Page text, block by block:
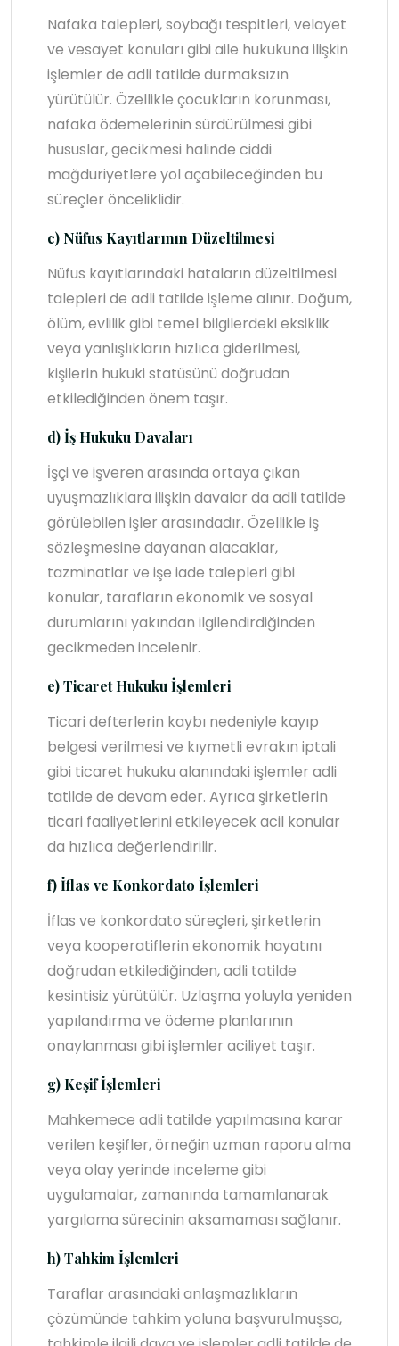
Nafaka talepleri, soybağı tespitleri, velayet
ve vesayet konuları gibi aile hukukuna ilişkin
işlemler de adli tatilde durmaksızın
yürütülür. Özellikle çocukların korunması,
nafaka ödemelerinin sürdürülmesi gibi
hususlar, gecikmesi halinde ciddi
mağduriyetlere yol açabileceğinden bu
süreçler önceliklidir.
c) Nüfus Kayıtlarının Düzeltilmesi
Nüfus kayıtlarındaki hataların düzeltilmesi
talepleri de adli tatilde işleme alınır. Doğum,
ölüm, evlilik gibi temel bilgilerdeki eksiklik
veya yanlışlıkların hızlıca giderilmesi,
kişilerin hukuki statüsünü doğrudan
etkilediğinden önem taşır.
d) İş Hukuku Davaları
İşçi ve işveren arasında ortaya çıkan
uyuşmazlıklara ilişkin davalar da adli tatilde
görülebilen işler arasındadır. Özellikle iş
sözleşmesine dayanan alacaklar,
tazminatlar ve işe iade talepleri gibi
konular, tarafların ekonomik ve sosyal
durumlarını yakından ilgilendirdiğinden
gecikmeden incelenir.
e) Ticaret Hukuku İşlemleri
Ticari defterlerin kaybı nedeniyle kayıp
belgesi verilmesi ve kıymetli evrakın iptali
gibi ticaret hukuku alanındaki işlemler adli
tatilde de devam eder. Ayrıca şirketlerin
ticari faaliyetlerini etkileyecek acil konular
da hızlıca değerlendirilir.
f) İflas ve Konkordato İşlemleri
İflas ve konkordato süreçleri, şirketlerin
veya kooperatiflerin ekonomik hayatını
doğrudan etkilediğinden, adli tatilde
kesintisiz yürütülür. Uzlaşma yoluyla yeniden
yapılandırma ve ödeme planlarının
onaylanması gibi işlemler aciliyet taşır.
g) Keşif İşlemleri
Mahkemece adli tatilde yapılmasına karar
verilen keşifler, örneğin uzman raporu alma
veya olay yerinde inceleme gibi
uygulamalar, zamanında tamamlanarak
yargılama sürecinin aksamaması sağlanır.
h) Tahkim İşlemleri
Taraflar arasındaki anlaşmazlıkların
çözümünde tahkim yoluna başvurulmuşsa,